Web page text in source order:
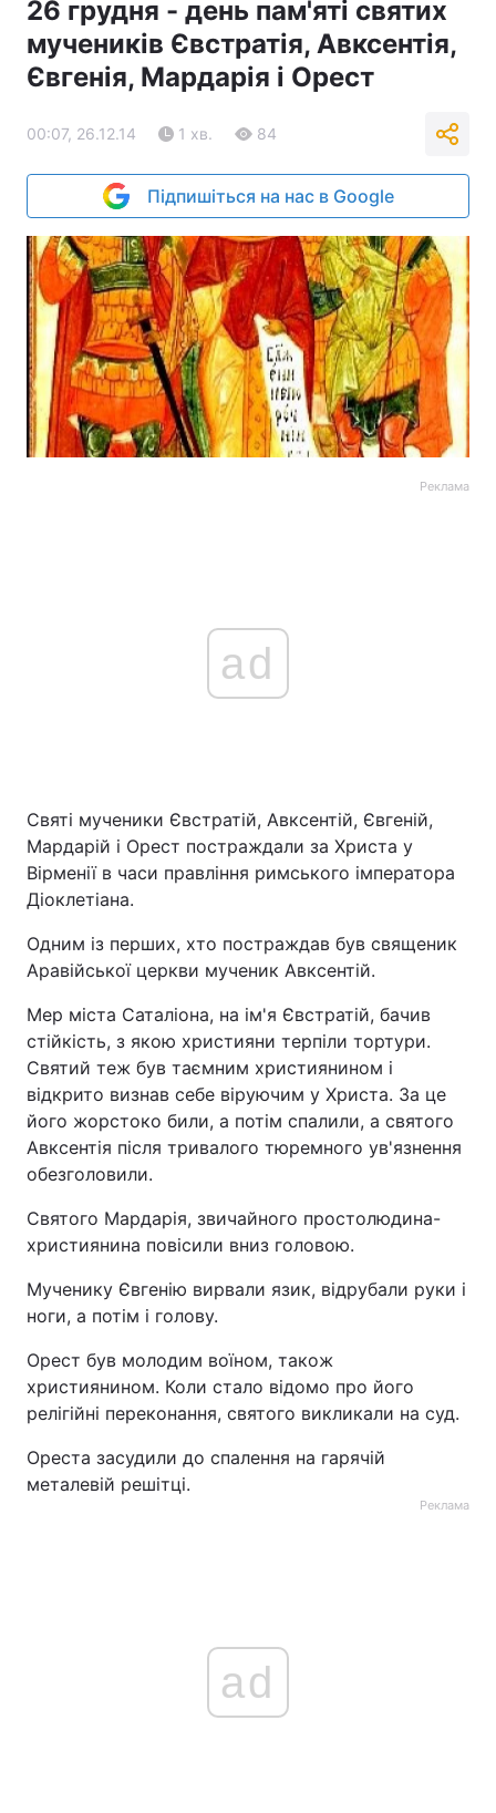
26 грудня - день пам'яті святих
мучеників Євстратія, Авксентія,
Євгенія, Мардарія і Орест
00:07, 26.12.14 1 хв. 84
Підпишіться на нас в Google
Реклама
ad
Святі мученики Євстратій, Авксентій, Євгеній,
Мардарій і Орест постраждали за Христа у
Вірменії в часи правління римського імператора
Діоклетіана.
Одним із перших, хто постраждав був священик
Аравійської церкви мученик Авксентій.
Мер міста Саталіона, на ім'я Євстратій, бачив
стійкість, з якою християни терпіли тортури.
Святий теж був таємним християнином і
відкрито визнав себе віруючим у Христа. За це
його жорстоко били, а потім спалили, а святого
Авксентія після тривалого тюремного ув'язнення
обезголовили.
Святого Мардарія, звичайного простолюдина-
християнина повісили вниз головою.
Мученику Євгенію вирвали язик, відрубали руки і
ноги, а потім і голову.
Орест був молодим воїном, також
християнином. Коли стало відомо про його
релігійні переконання, святого викликали на суд.
Ореста засудили до спалення на гарячій
металевій решітці.
Реклама
ad